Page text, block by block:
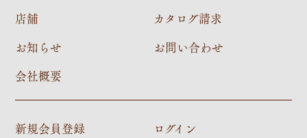
店舗
お知らせ
会社概要
カタログ請求
お問い合わせ
新規会員登録 ログイン